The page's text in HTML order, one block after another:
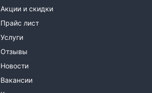
Акции и скидки
Прайс лист
Услуги
Отзывы
Новости
Вакансии